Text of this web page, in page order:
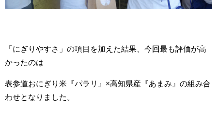
「にぎりやすさ」の項目を加えた結果、今回最も評価が高
かったのは
表参道おにぎり米『パラリ』×高知県産『あまみ』の組み合
わせとなりました。